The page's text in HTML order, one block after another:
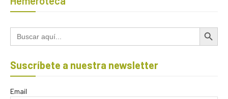
Buscar: Botón de
Suscríbete a nuestra newsletter
Email